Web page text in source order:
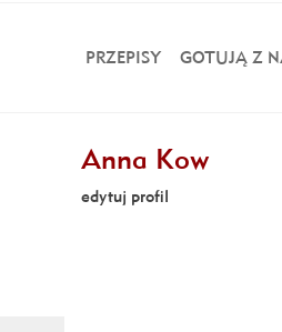
PRZEPISY GOTUJĄ Z
Anna Kow
edytuj profil